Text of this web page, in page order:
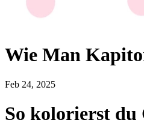
Wie Man
Feb 24, 2025
So kolorierst du